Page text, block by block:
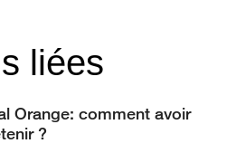
liées
Orange: comment avoir
?